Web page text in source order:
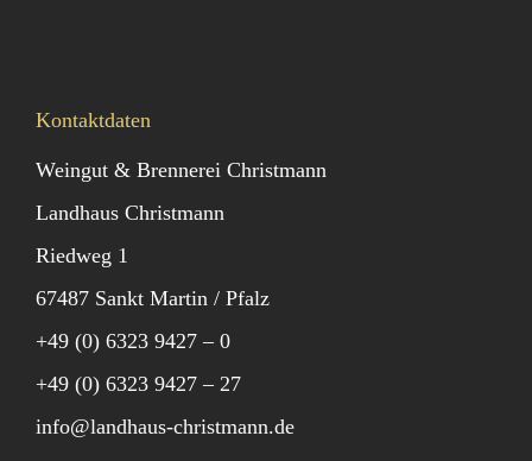
Kontaktdaten
Weingut & Brennerei Christmann
Landhaus Christmann
Riedweg 1
67487 Sankt Martin / Pfalz
+49 (0) 6323 9427 – 0
+49 (0) 6323 9427 – 27
info@landhaus-christmann.de